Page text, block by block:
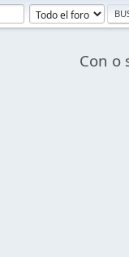
Con o